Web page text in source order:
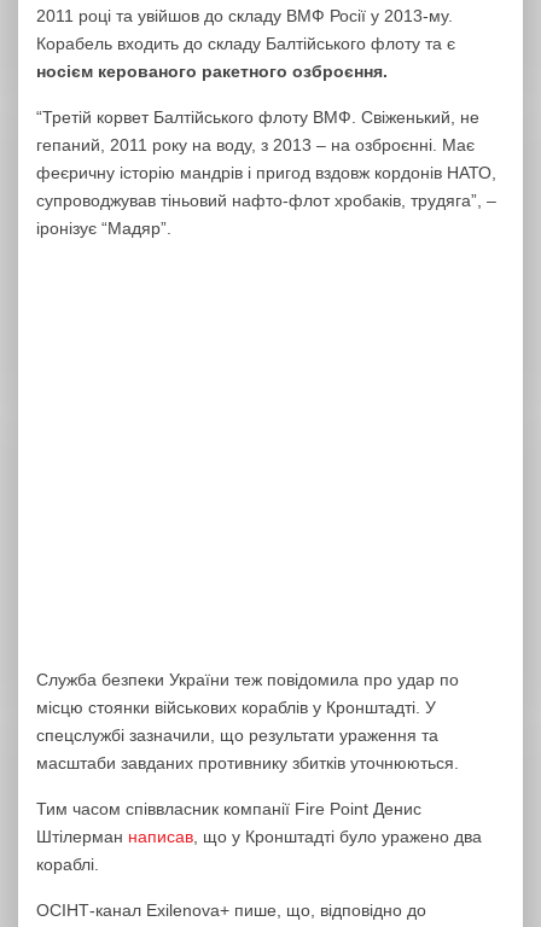
2011 році та увійшов до складу ВМФ Росії у 2013-му.
Корабель входить до складу Балтійського флоту та є
носієм керованого ракетного озброєння.
“Третій корвет Балтійського флоту ВМФ. Свіженький, не
гепаний, 2011 року на воду, з 2013 – на озброєнні. Має
феєричну історію мандрів і пригод вздовж кордонів НАТО,
супроводжував тіньовий нафто-флот хробаків, трудяга”, –
іронізує “Мадяр”.
Служба безпеки України теж повідомила про удар по
місцю стоянки військових кораблів у Кронштадті. У
спецслужбі зазначили, що результати ураження та
масштаби завданих противнику збитків уточнюються.
Тим часом співвласник компанії Fire Point Денис
Штілерман написав , що у Кронштадті було уражено два
кораблі.
ОСІНТ-канал Exilenova+ пише, що, відповідно до